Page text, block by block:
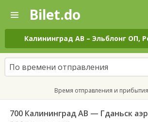
—
Поиск
и
покупка
билетов
на
автобус
онлайн
Bilet.do
Калининград АВ – Эльблонг ОП, Республика
По времени отправления
Время отправления и